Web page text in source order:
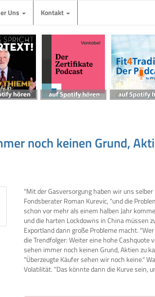
Uns Kontakt
noch keinen Grund,
"Mit der Gasversorgung haben wir uns
Fondsberater Roman Kurevic, "und die
schon vor mehr als einem halben Jahr
und die harten Lockdowns in China müssen
Exportland dann große Probleme macht.
die Trendfolger: Weiter eine hohe Cashquote
sehen immer noch keinen Grund, Aktien zu
"Überzeugte Käufer sehen wir noch keine."
Volatilität. "Das könnte dann die Kurve sein,